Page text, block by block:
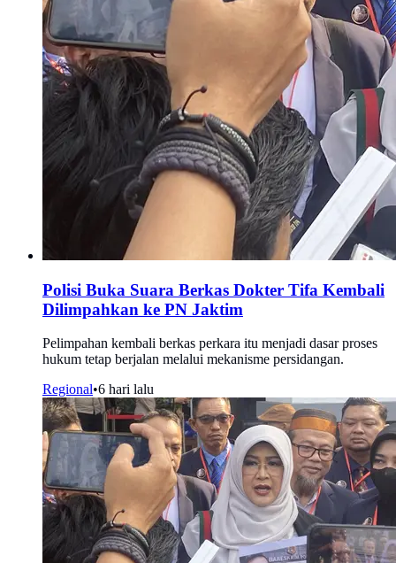
Polisi Buka Suara Berkas Dokter Tifa Kembali
Dilimpahkan ke PN Jaktim
Pelimpahan kembali berkas perkara itu menjadi dasar proses
hukum tetap berjalan melalui mekanisme persidangan.
Regional•6 hari lalu